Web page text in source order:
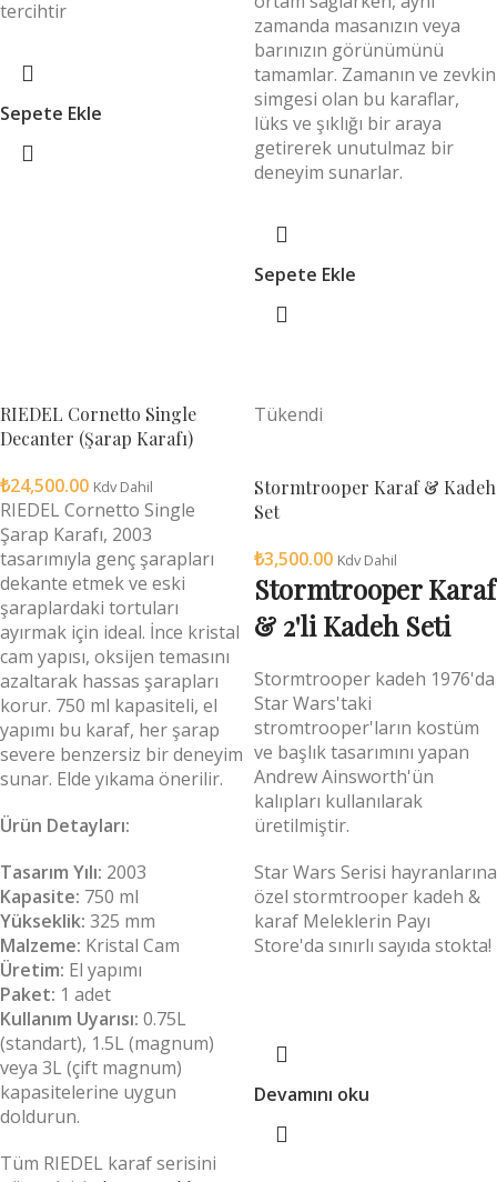
tercihtir
Sepete Ekle
zamanda masanızın veya
barınızın görünümünü
tamamlar. Zamanın ve zevkin
simgesi olan bu karaflar,
lüks ve şıklığı bir araya
getirerek unutulmaz bir
deneyim sunarlar.
Sepete Ekle
RIEDEL Cornetto Single
Decanter (Şarap Karafı)
₺24,500.00 Kdv Dahil
RIEDEL Cornetto Single
Şarap Karafı, 2003
tasarımıyla genç şarapları
dekante etmek ve eski
şaraplardaki tortuları
ayırmak için ideal. İnce kristal
cam yapısı, oksijen temasını
azaltarak hassas şarapları
korur. 750 ml kapasiteli, el
yapımı bu karaf, her şarap
severe benzersiz bir deneyim
sunar. Elde yıkama önerilir.
Ürün Detayları:
Tasarım Yılı: 2003
Kapasite: 750 ml
Yükseklik: 325 mm
Malzeme: Kristal Cam
Üretim: El yapımı
Paket: 1 adet
Kullanım Uyarısı: 0.75L
(standart), 1.5L (magnum)
veya 3L (çift magnum)
kapasitelerine uygun
doldurun.
Tüm RIEDEL karaf serisini
Tükendi
Stormtrooper Karaf & Kadeh
Set
₺3,500.00 Kdv Dahil
Stormtrooper Karaf
& 2'li Kadeh Seti
Stormtrooper kadeh 1976'da
Star Wars'taki
stromtrooper'ların kostüm
ve başlık tasarımını yapan
Andrew Ainsworth'ün
kalıpları kullanılarak
üretilmiştir.
Star Wars Serisi hayranlarına
özel stormtrooper kadeh &
karaf Meleklerin Payı
Store'da sınırlı sayıda stokta!
Devamını oku